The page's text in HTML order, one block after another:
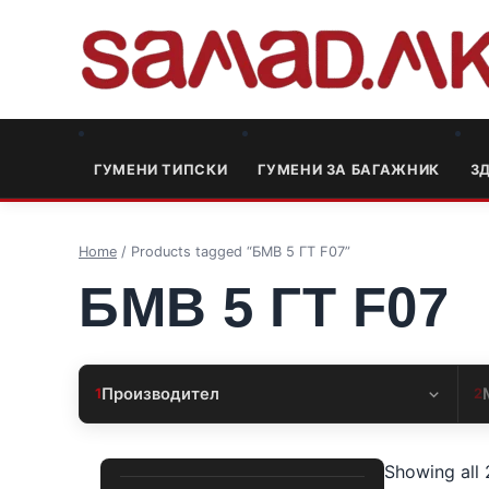
ГУМЕНИ ТИПСКИ ГУМЕНИ ЗА БАГАЖНИК
Home / Products tagged “БМВ 5 ГТ F07”
БМВ 5 ГТ F07
1Производител 2
Showing all